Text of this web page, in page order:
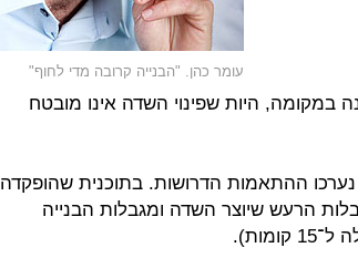
עומר כהן. "הבנייה קרובה מדי לחוף"
במקומה, היות שפינוי השדה אינו מובטח
ההתאמות הדרושות. בתוכנית שהופקדה
בחשבון מגבלות הרעש שיוצר השדה ומגבלות הבנייה